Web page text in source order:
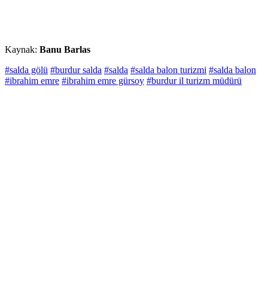
Kaynak: Banu Barlas
#salda gölü #burdur salda #salda #salda balon turizmi #salda balon
#ibrahim emre #ibrahim emre gürsoy #burdur il turizm müdürü